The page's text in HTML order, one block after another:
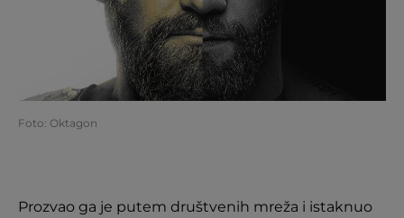
Foto: Oktagon
Prozvao ga je putem društvenih mreža i istaknuo